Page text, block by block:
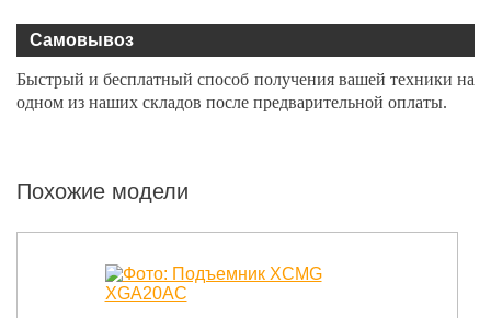
Самовывоз
Быстрый и бесплатный способ получения вашей техники на
одном из наших складов после предварительной оплаты.
Похожие модели